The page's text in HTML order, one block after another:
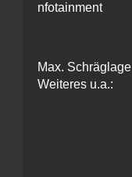
nfotainment
Max. Schräglage
Weiteres u.a.: